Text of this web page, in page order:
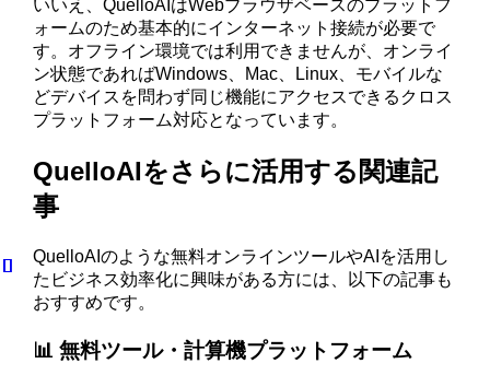
いいえ、QuelloAIはWebブラウザベースのプラットフ
ォームのため基本的にインターネット接続が必要で
す。オフライン環境では利用できませんが、オンライ
ン状態であればWindows、Mac、Linux、モバイルな
どデバイスを問わず同じ機能にアクセスできるクロス
プラットフォーム対応となっています。
QuelloAIをさらに活用する関連記
事
QuelloAIのような無料オンラインツールやAIを活用し
たビジネス効率化に興味がある方には、以下の記事も
おすすめです。
📊 無料ツール・計算機プラットフォーム